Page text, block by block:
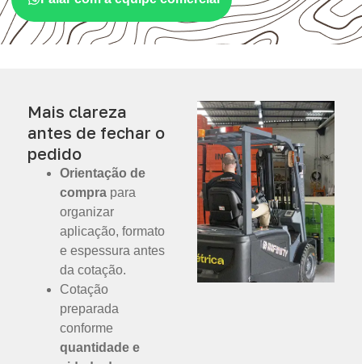
Mais clareza
antes de fechar o
pedido
Orientação de
compra para
organizar
aplicação, formato
e espessura antes
da cotação.
Cotação
preparada
conforme
quantidade e